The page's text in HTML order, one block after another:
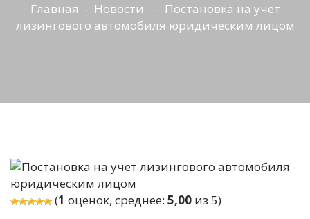
Главная - Новости - Постановка на учет
лизингового автомобиля юридическим лицом
(1 оценок, среднее: 5,00 из 5)